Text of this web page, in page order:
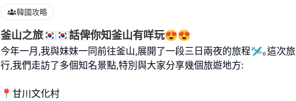
韓國攻略
釜山之旅🇰🇷🇰🇷話俾你知釜山有咩玩😍😍
今年一月,我與妹妹一同前往釜山,展開了一段三日兩夜的旅程🛩｡這次旅
行,我們走訪了多個知名景點,特別與大家分享幾個旅遊地方:
📍甘川文化村